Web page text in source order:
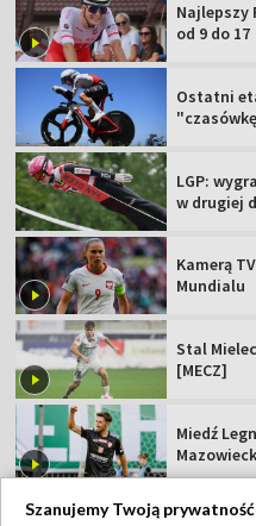
Najlepszy
od 9 do 17
Ostatni
LGP:
w drugiej
Kamerą
Mundialu
Stal
[MECZ]
Miedź
Szanujemy Twoją prywatność